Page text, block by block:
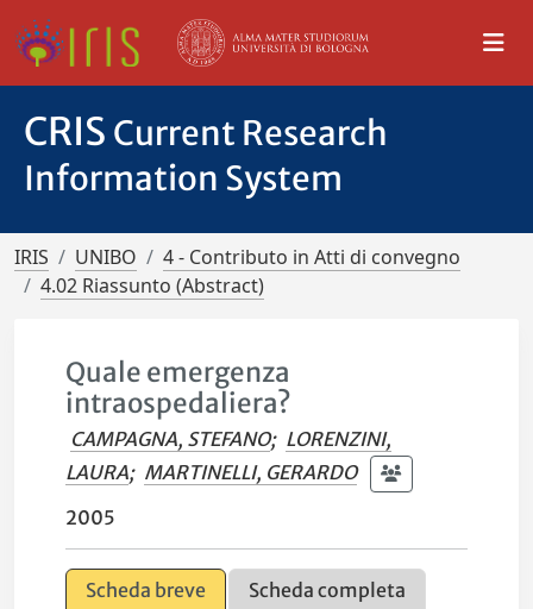
CRIS Current Research
Information System
IRIS UNIBO
4 - Contributo in Atti di convegno
4.02 Riassunto (Abstract)
Quale emergenza
intraospedaliera?
CAMPAGNA, STEFANO; LORENZINI,
LAURA; MARTINELLI, GERARDO
2005
Scheda breve
Scheda completa